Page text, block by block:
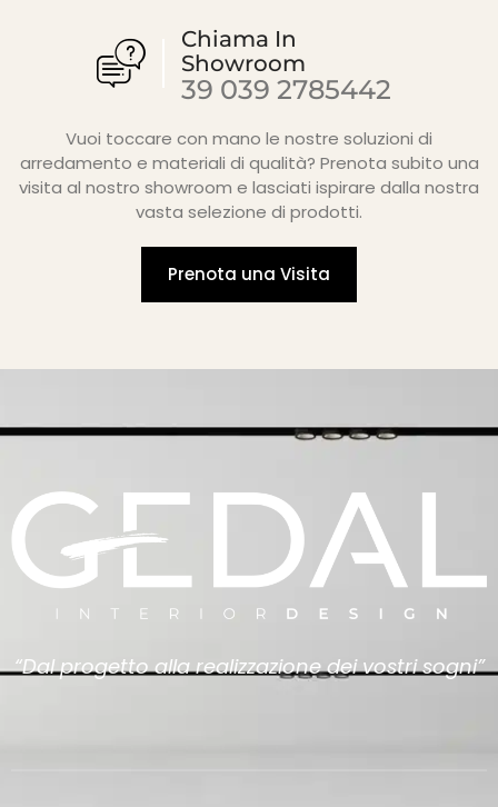
Chiama In
Showroom
39 039 2785442
Vuoi toccare con mano le nostre soluzioni di
arredamento e materiali di qualità? Prenota subito una
visita al nostro showroom e lasciati ispirare dalla nostra
vasta selezione di prodotti.
Prenota una Visita
“Dal progetto alla realizzazione dei vostri sogni”